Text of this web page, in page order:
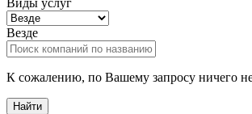
Виды услуг
Везде
К сожалению, по Вашему запросу ничего
Найти